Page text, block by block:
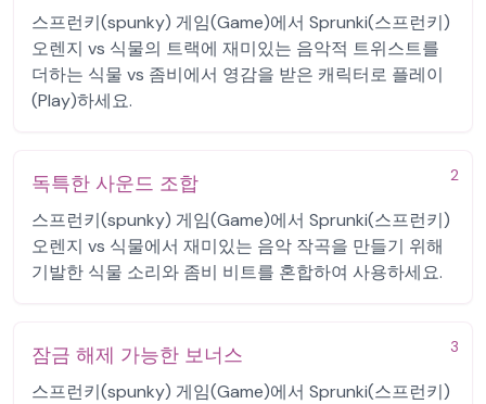
스프런키(spunky) 게임(Game)에서 Sprunki(스프런키)
오렌지 vs 식물의 트랙에 재미있는 음악적 트위스트를
더하는 식물 vs 좀비에서 영감을 받은 캐릭터로 플레이
(Play)하세요.
2
독특한 사운드 조합
스프런키(spunky) 게임(Game)에서 Sprunki(스프런키)
오렌지 vs 식물에서 재미있는 음악 작곡을 만들기 위해
기발한 식물 소리와 좀비 비트를 혼합하여 사용하세요.
3
잠금 해제 가능한 보너스
스프런키(spunky) 게임(Game)에서 Sprunki(스프런키)